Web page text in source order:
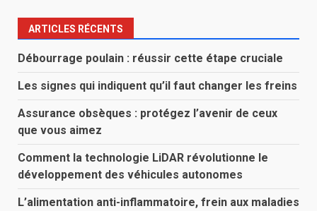
ARTICLES RÉCENTS
Débourrage poulain : réussir cette étape cruciale
Les signes qui indiquent qu’il faut changer les freins
Assurance obsèques : protégez l’avenir de ceux
que vous aimez
Comment la technologie LiDAR révolutionne le
développement des véhicules autonomes
L’alimentation anti-inflammatoire, frein aux maladies